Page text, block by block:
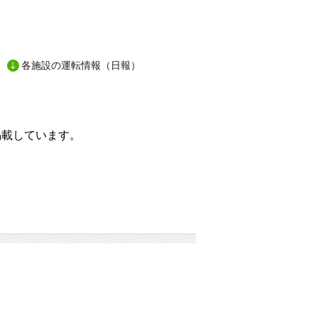
各施設の運転情報（日報）
しています。